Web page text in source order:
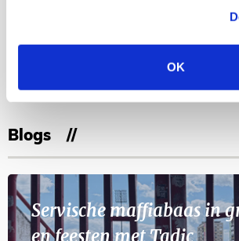
OK
11
Blogs
Servische maffiabaas in